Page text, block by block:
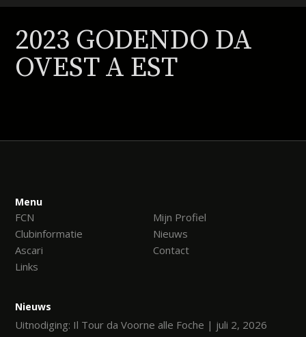
2023 GODENDO DA
OVEST A EST
Menu
FCN
Mijn Profiel
Clubinformatie
Nieuws
Ascari
Contact
Links
Nieuws
Uitnodiging: Il Tour da Voorne alle Foche | juli 2, 2026